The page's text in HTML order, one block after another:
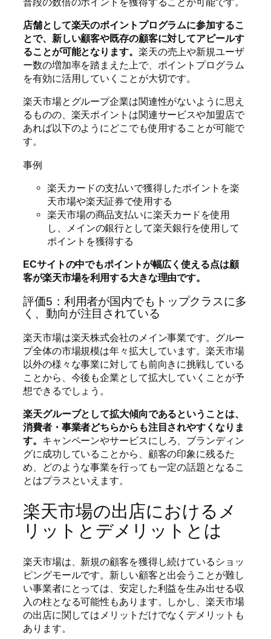
店舗として楽天のポイントプログラムに参加するこ
とで、新しい顧客や既存の顧客に対してアピールす
ることが可能となります。 楽天の売上や新規ユーザ
ー数の増加率を踏まえた上で、ポイントプログラム
を有効に活用していくことが大切です。
楽天市場とグループ企業は関連性がないように思え
るものの、楽天ポイントは関連サービスや加盟店で
あれば以下のようにどこでも使用することが可能で
す。
事例
楽天カードの支払いで獲得したポイントを楽
天市場や楽天証券で使用する
楽天市場の商品支払いに楽天カードを使用
し、メインの銀行として楽天銀行を使用して
ポイントを獲得する
ECサイトの中でもポイントが幅広く使える点は顧
客が楽天市場を利用する大きな理由です。
評価5：利用者が国内でもトップクラスに多
く、動向が注目されている
楽天市場は楽天株式会社のメイン事業です。グルー
プ全体の市場規模は年々拡大しています。楽天市場
以外の様々な事業に対しても前向きに挑戦している
ことから、今後も企業として拡大していくことが予
想できるでしょう。
楽天グルーブとして拡大傾向であるということは、
消費者・事業者どちらからも注目されやすくなりま
す。 キャンペーンやサービスにしろ、ブランディン
グに成功していることから、顧客の印象に残るた
め、どのような事業を行っても一定の話題となるこ
とはプラスといえます。
楽天市場の出店におけるメ
リットとデメリットとは
楽天市場は、新規の顧客を獲得し続けているショッ
ピングモールです。新しい顧客と出会うことが難し
い事業者にとっては、安定した利益を生み出せる収
入の柱となる可能性もあります。しかし、楽天市場
の出店に関してはメリットだけでなくデメリットも
あります。